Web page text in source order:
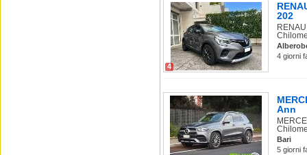
4
202
4 giorni
Ann
Bari
5 giorni